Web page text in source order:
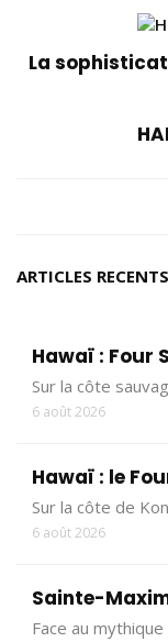
La
ARTICLES RECENTS
Hawaï : Four
Sur la côte
6 août 2026
Hawaï : le
Sur la côte de
6 août 2026
Sainte-
Face au